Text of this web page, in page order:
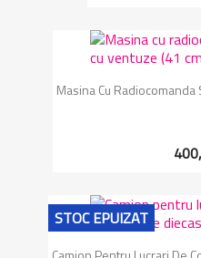
Masina Cu Radiocomanda
STOC EPUIZAT